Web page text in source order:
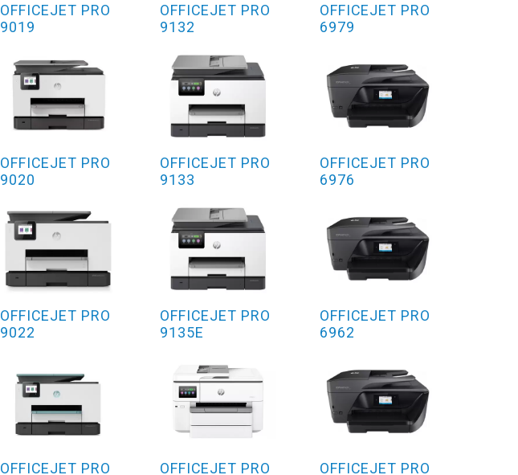
OFFICEJET PRO
9019
OFFICEJET PRO
9020
OFFICEJET PRO
9022
OFFICEJET PRO
OFFICEJET PRO
9132
OFFICEJET PRO
9133
OFFICEJET PRO
9135E
OFFICEJET PRO
OFFICEJET PRO
6979
OFFICEJET PRO
6976
OFFICEJET PRO
6962
OFFICEJET PRO